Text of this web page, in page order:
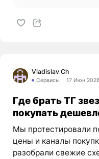
Vladislav Ch
Сервисы 17 Июн 2026
Где брать ТГ
покупать
Мы протестировали
цены и каналы
разобрали свежие